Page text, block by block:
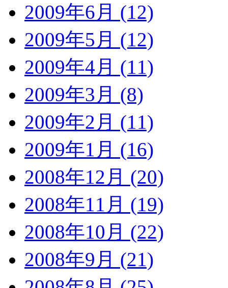
2009年6月 (12)
2009年5月 (12)
2009年4月 (11)
2009年3月 (8)
2009年2月 (11)
2009年1月 (16)
2008年12月 (20)
2008年11月 (19)
2008年10月 (22)
2008年9月 (21)